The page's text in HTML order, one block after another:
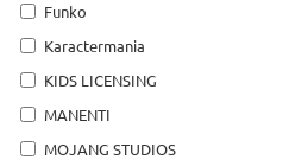
Funko
Karactermania
KIDS LICENSING
MANENTI
MOJANG STUDIOS